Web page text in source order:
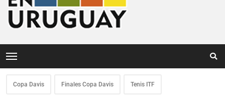
Copa Davis Finales Copa Davis Tenis ITF